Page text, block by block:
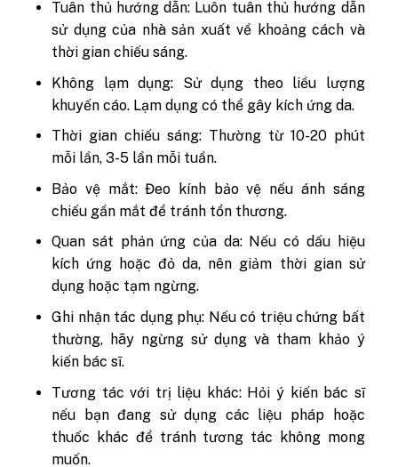
Tuân thủ hướng dẫn: Luôn tuân thủ hướng dẫn
sử dụng của nhà sản xuất về khoảng cách và
thời gian chiếu sáng.
Không lạm dụng: Sử dụng theo liều lượng
khuyến cáo. Lạm dụng có thể gây kích ứng da.
Thời gian chiếu sáng: Thường từ 10-20 phút
mỗi lần, 3-5 lần mỗi tuần.
Bảo vệ mắt: Đeo kính bảo vệ nếu ánh sáng
chiếu gần mắt để tránh tổn thương.
Quan sát phản ứng của da: Nếu có dấu hiệu
kích ứng hoặc đỏ da, nên giảm thời gian sử
dụng hoặc tạm ngừng.
Ghi nhận tác dụng phụ: Nếu có triệu chứng bất
thường, hãy ngừng sử dụng và tham khảo ý
kiến bác sĩ.
Tương tác với trị liệu khác: Hỏi ý kiến bác sĩ
nếu bạn đang sử dụng các liệu pháp hoặc
thuốc khác để tránh tương tác không mong
muốn.